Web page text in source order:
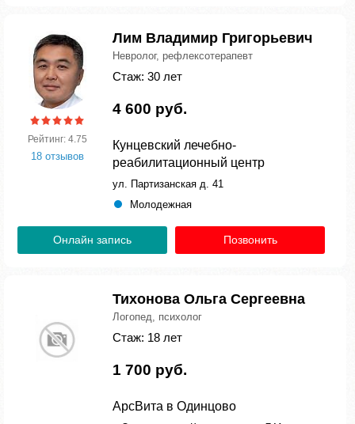
Рейтинг: 4.75
18 отзывов
Лим Владимир Григорьевич
Невролог, рефлексотерапевт
Стаж: 30 лет
4 600 руб.
Кунцевский лечебно-
реабилитационный центр
ул. Партизанская д. 41
Молодежная
Онлайн запись Позвонить
Тихонова Ольга Сергеевна
Логопед, психолог
Стаж: 18 лет
1 700 руб.
АрсВита в Одинцово